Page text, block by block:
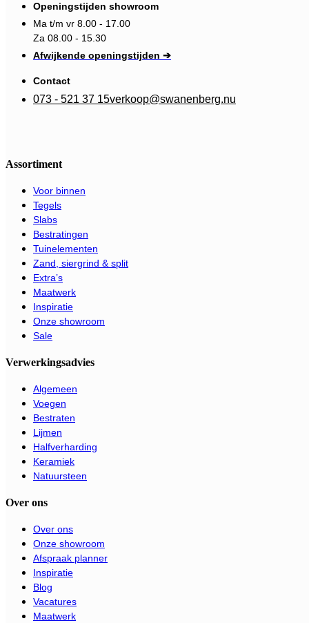
Openingstijden showroom
Ma t/m vr 8.00 - 17.00
Za 08.00 - 15.30
Afwijkende openingstijden ➔
Contact
073 - 521 37 15verkoop@swanenberg.nu
Assortiment
Voor binnen
Tegels
Slabs
Bestratingen
Tuinelementen
Zand, siergrind & split
Extra’s
Maatwerk
Inspiratie
Onze showroom
Sale
Verwerkingsadvies
Algemeen
Voegen
Bestraten
Lijmen
Halfverharding
Keramiek
Natuursteen
Over ons
Over ons
Onze showroom
Afspraak planner
Inspiratie
Blog
Vacatures
Maatwerk